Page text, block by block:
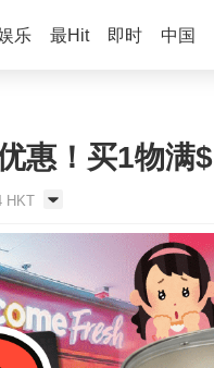
乐 最Hit 即时 中国
惠！买1物满
HKT